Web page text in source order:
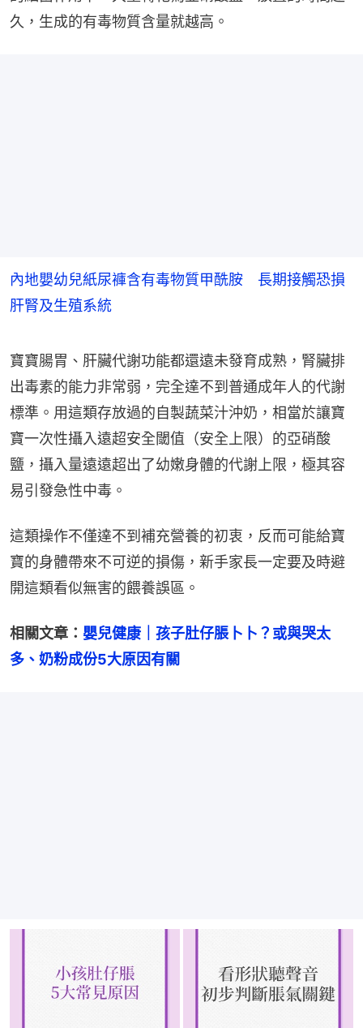
久，生成的有毒物質含量就越高。
內地嬰幼兒紙尿褲含有毒物質甲酰胺 長期接觸恐損
肝腎及生殖系統
寶寶腸胃、肝臟代謝功能都還遠未發育成熟，腎臟排
出毒素的能力非常弱，完全達不到普通成年人的代謝
標準。用這類存放過的自製蔬菜汁沖奶，相當於讓寶
寶一次性攝入遠超安全閾值（安全上限）的亞硝酸
鹽，攝入量遠遠超出了幼嫩身體的代謝上限，極其容
易引發急性中毒。
這類操作不僅達不到補充營養的初衷，反而可能給寶
寶的身體帶來不可逆的損傷，新手家長一定要及時避
開這類看似無害的餵養誤區。
相關文章： 嬰兒健康｜孩子肚仔脹卜卜？或與哭太
多、奶粉成份5大原因有關